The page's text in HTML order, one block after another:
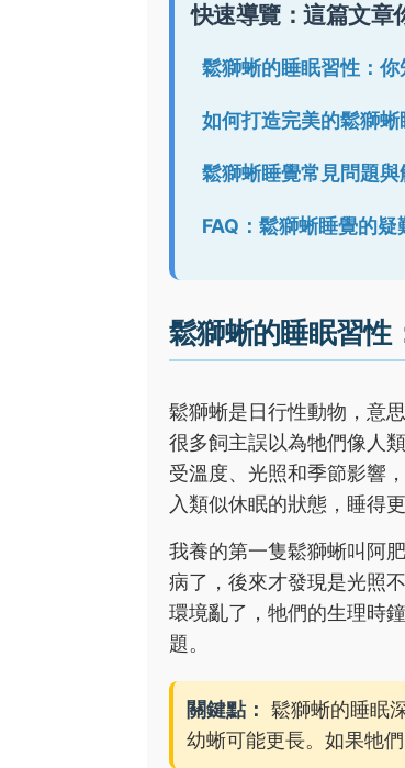
快速導覽：這篇文章
鬆獅蜥的睡眠習性：
如何打造完美的鬆獅蜥
鬆獅蜥睡覺常見問題與
FAQ：鬆獅蜥睡覺的疑
鬆獅蜥的睡眠習性
鬆獅蜥是日行性動物，意
很多飼主誤以為牠們像人
受溫度、光照和季節影響
入類似休眠的狀態，睡得更
我養的第一隻鬆獅蜥叫阿
病了，後來才發現是光照
環境亂了，牠們的生理時
題。
關鍵點： 鬆獅蜥的睡眠
幼蜥可能更長。如果牠